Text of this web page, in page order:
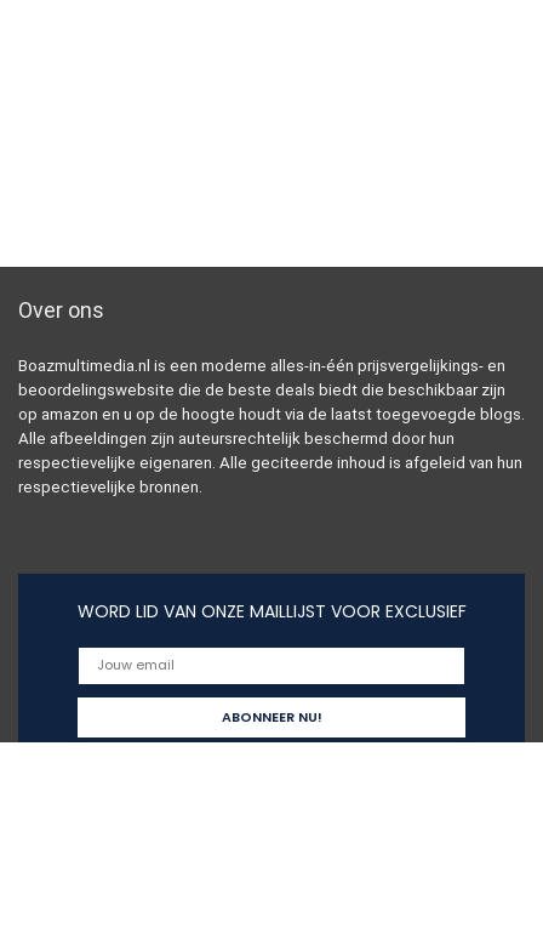
Over ons
Boazmultimedia.nl is een moderne alles-in-één prijsvergelijkings- en
beoordelingswebsite die de beste deals biedt die beschikbaar zijn
op amazon en u op de hoogte houdt via de laatst toegevoegde blogs.
Alle afbeeldingen zijn auteursrechtelijk beschermd door hun
respectievelijke eigenaren. Alle geciteerde inhoud is afgeleid van hun
respectievelijke bronnen.
WORD LID VAN ONZE MAILLIJST VOOR EXCLUSIEF